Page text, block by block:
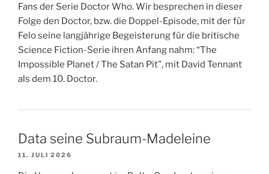
Fans der Serie Doctor Who. Wir besprechen in dieser
Folge den Doctor, bzw. die Doppel-Episode, mit der für
Felo seine langjährige Begeisterung für die britische
Science Fiction-Serie ihren Anfang nahm: “The
Impossible Planet / The Satan Pit”, mit David Tennant
als dem 10. Doctor.
Data seine Subraum-Madeleine
11. JULI 2026